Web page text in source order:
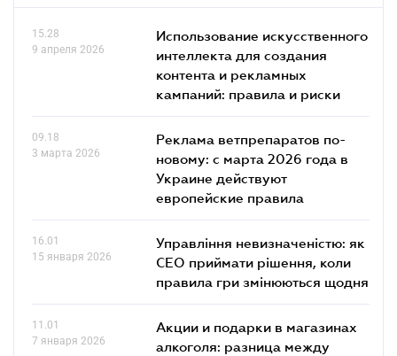
15.28
9 апреля 2026
Использование искусственного
интеллекта для создания
контента и рекламных
кампаний: правила и риски
09.18
3 марта 2026
Реклама ветпрепаратов по-
новому: с марта 2026 года в
Украине действуют
европейские правила
16.01
15 января 2026
Управління невизначеністю: як
СЕО приймати рішення, коли
правила гри змінюються щодня
11.01
7 января 2026
Акции и подарки в магазинах
алкоголя: разница между